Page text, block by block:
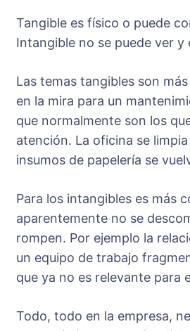
Tangible es físico o puede
Intangible no se puede ver y
Las temas tangibles son
en la mira para un
que normalmente son los
atención. La oficina se
insumos de papelería se
Para los intangibles es más
aparentemente no se
rompen. Por ejemplo la
un equipo de trabajo
que ya no es relevante para
Todo, todo en la empresa,